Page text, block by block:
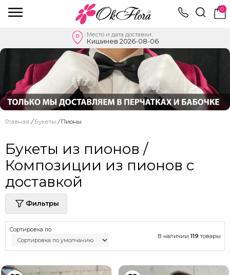
0
Место и дата доставки:
Кишинев 2026-08-06
Главная / Букеты / Пионы
Букеты из пионов /
Композиции из пионов с
доставкой
Фильтры
Сортировка по
В наличии 119 товары